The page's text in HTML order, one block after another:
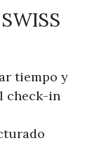
tiempo y
check-in